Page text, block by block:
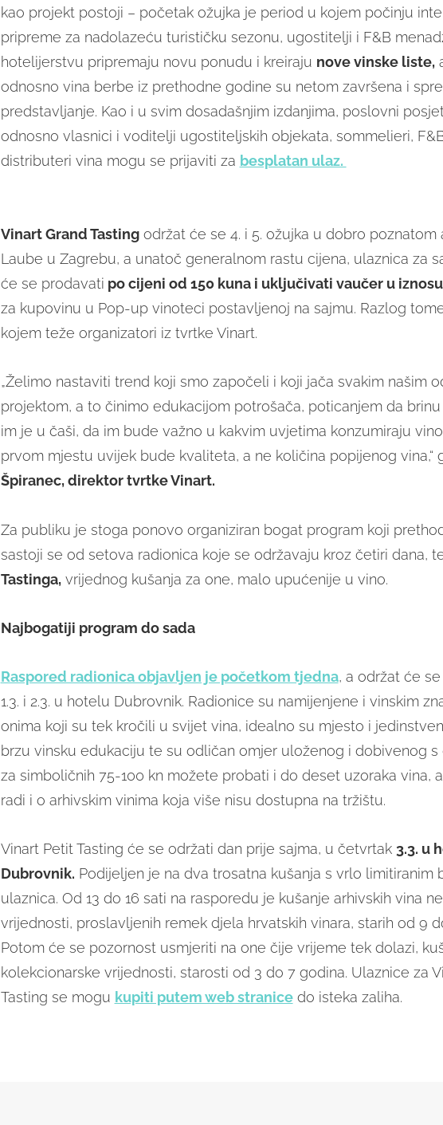
kao projekt postoji – početak ožujka je period u kojem počinju
pripreme za nadolazeću turističku sezonu, ugostitelji i F&B
hotelijerstvu pripremaju novu ponudu i kreiraju nove vinske liste,
odnosno vina berbe iz prethodne godine su netom završena i
predstavljanje. Kao i u svim dosadašnjim izdanjima, poslovni
odnosno vlasnici i voditelji ugostiteljskih objekata, sommelieri,
distributeri vina mogu se prijaviti za besplatan ulaz.
Vinart Grand Tastingodržat će se 4. i 5. ožujka u dobro poznatom
Laube u Zagrebu, a unatoč generalnom rastu cijena, ulaznica za
će se prodavati po cijeni od 150 kuna i uključivati vaučer u
za kupovinu u Pop-up vinoteci postavljenoj na sajmu. Razlog
kojem teže organizatori iz tvrtke Vinart.
„Želimo nastaviti trend koji smo započeli i koji jača svakim našim
projektom, a to činimo edukacijom potrošača, poticanjem da
im je u čaši, da im bude važno u kakvim uvjetima konzumiraju
prvom mjestu uvijek bude kvaliteta, a ne količina popijenog vina,“
Špiranec, direktor tvrtke Vinart.
Za publiku je stoga ponovo organiziran bogat program koji
sastoji se od setova radionica koje se održavaju kroz četiri dana,
Tastinga,vrijednog kušanja za one, malo upućenije u vino.
Najbogatiji program do sada
Raspored radionica objavljen je početkom tjedna, a održat će se
1.3. i 2.3. u hotelu Dubrovnik. Radionice su namijenjene i vinskim
onima koji su tek kročili u svijet vina, idealno su mjesto i
brzu vinsku edukaciju te su odličan omjer uloženog i dobivenog s
za simboličnih 75-100 kn možete probati i do deset uzoraka vina,
radi i o arhivskim vinima koja više nisu dostupna na tržištu.
Vinart Petit Tasting će se održati dan prije sajma, u četvrtak 3.3. u
Dubrovnik. Podijeljen je na dva trosatna kušanja s vrlo limitiranim
ulaznica. Od 13 do 16 sati na rasporedu je kušanje arhivskih vina
vrijednosti, proslavljenih remek djela hrvatskih vinara, starih od 9
Potom će se pozornost usmjeriti na one čije vrijeme tek dolazi,
kolekcionarske vrijednosti, starosti od 3 do 7 godina. Ulaznice za
Tasting se mogu kupiti putem web stranicedo isteka zaliha.